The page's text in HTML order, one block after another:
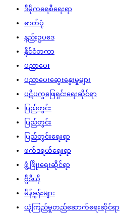
ဒီမိုကရေစီရေးရာ
ဓာတ်ပုံ
နည်းဥပဒေ
နိုင်ငံတကာ
ပညာပေး
ပညာပေးဆွေးနွေးမှုများ
ပဋိပက္ခဖြေရှင်းရေးဆိုင်ရာ
ပြည်တွင်း
ပြည်တွင်း
ပြည်တွင်းရေးရာ
ဖက်ဒရယ်ရေးရာ
ဖွံ့ဖြိုးရေးဆိုင်ရာ
ဗွီဒီယို
မိန့်ခွန်းများ
ယုံကြည်မှုတည်ဆောက်ရေးဆိုင်ရာ